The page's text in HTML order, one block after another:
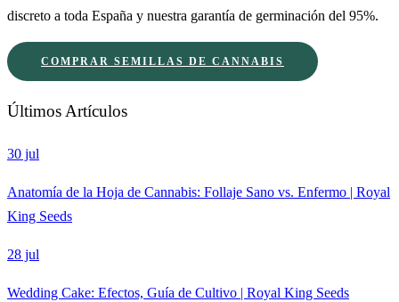
discreto a toda España y nuestra garantía de germinación del 95%.
COMPRAR SEMILLAS DE CANNABIS
Últimos Artículos
30 jul
Anatomía de la Hoja de Cannabis: Follaje Sano vs. Enfermo | Royal
King Seeds
28 jul
Wedding Cake: Efectos, Guía de Cultivo | Royal King Seeds